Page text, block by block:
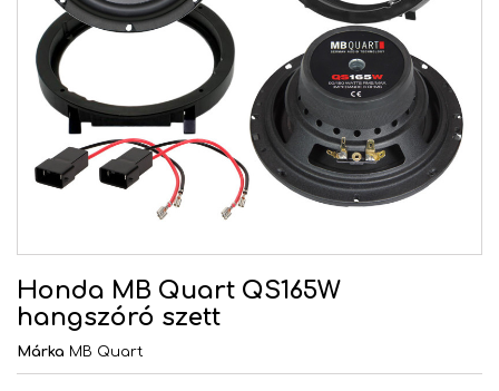
Honda MB Quart QS165W
hangszóró szett
Márka MB Quart